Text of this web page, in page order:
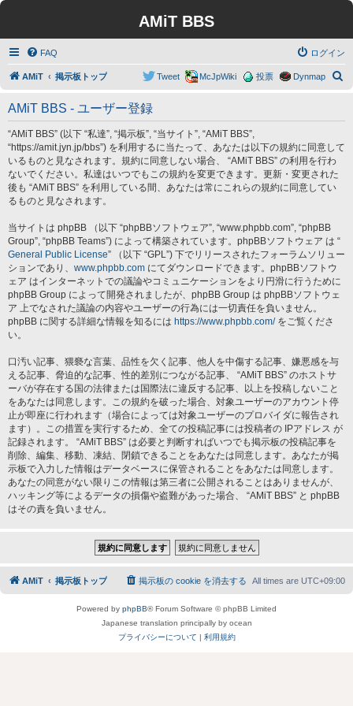
AMiT BBS
FAQ ログイン
AMiT 掲示板トップ Dynmap
投票
McJpWiki
Tweet
AMiT BBS - ユーザー登録
“AMiT BBS” (以下 “私達”, “掲示板”, “当サイト”, “AMiT BBS”,
“https://amit.jyn.jp/bbs”) を利用するに当たって、あなたは以下の規約に同意して
いるものと見なされます。規約に同意しない場合、 “AMiT BBS” の利用を行わ
ないでください。私達はいつでもこの規約を変更できます。更新・変更された
後も “AMiT BBS” を利用している間、あなたは常にこれらの規約に同意してい
るものと見なされます。
当サイトは phpBB （以下 “phpBBソフトウェア”, “www.phpbb.com”, “phpBB
Group”, “phpBB Teams”) によって構築されています。phpBBソフトウェア は “
General Public License” （以下 “GPL”) 下でリリースされたフォーラムソリュー
ションであり、 www.phpbb.com にてダウンロードできます。phpBBソフトウ
ェア はインターネットでの議論やコミュニケーションをより円滑に行うために
phpBB Group によって開発されましたが、phpBB Group は phpBBソフトウェ
ア 上でなされた議論の内容やユーザーの行為には一切責任を負いません。
phpBB に関する詳細な情報を知るには https://www.phpbb.com/をご覧くださ
い。
口汚い記事、猥褻な言葉、品性を欠く記事、他人を中傷する記事、嫌悪感を与
える記事、脅迫的な記事、性的差別につながる記事、 “AMiT BBS” のホストサ
ーバが存在する国の法律または国際法に違反する記事、以上を投稿しないこと
をあなたは同意します。この規約を破った場合、対象ユーザーのアカウント停
止が即座に行われます（場合によっては対象ユーザーのプロバイダに報告され
ます）。この措置を実行するため、全ての投稿記事には投稿者の IPアドレス が
記録されます。 “AMiT BBS” は必要と判断すればいつでも掲示板の投稿記事を
削除、編集、移動、凍結、閉鎖できることをあなたは同意します。あなたが掲
示板で入力した情報はデータベースに保管されることをあなたは同意します。
あなたの同意がない限りこの情報は第三者に公開されることはありませんが、
ハッキング等によるデータの損傷や盗難があった場合、 “AMiT BBS” と phpBB
はその責を負いません。
AMiT 掲示板トップ All times are UTC+09:00
掲示板の cookie を消去する
Powered by phpBB® Forum Software © phpBB Limited
Japanese translation principally by ocean
プライバシーについて | 利用規約